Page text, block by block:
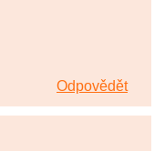
Odpovědět